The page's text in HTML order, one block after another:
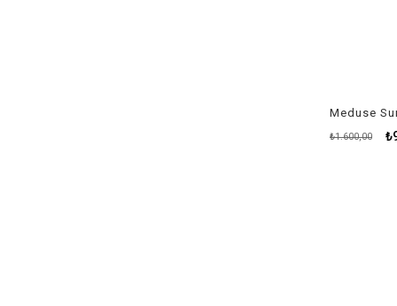
₺1.600,00